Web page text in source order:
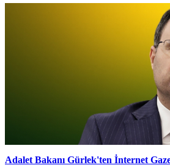
Adalet Bakanı Gürlek'ten İnternet